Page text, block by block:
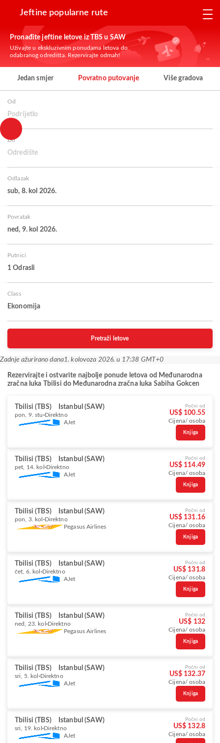
Jeftine popularne rute
Pronađite jeftine letove iz TBS u SAW
Uživajte u ekskluzivnim ponudama letova do
odabranog odredišta. Rezervirajte odmah!
Jedan smjer Povratno putovanje Više gradova
Od
Podrijetlo
Do
Odredište
Odlazak
sub, 8. kol 2026.
Povratak
ned, 9. kol 2026.
Putnici
1 Odrasli
Class
Ekonomija
Pretraži letove
Zadnje ažurirano dana1. kolovoza 2026. u 17:38 GMT+0
Rezervirajte i ostvarite najbolje ponude letova od Međunarodna
zračna luka Tbilisi do Međunarodna zračna luka Sabiha Gokcen
Tbilisi (TBS) Istanbul (SAW)
pon, 9. stu Direktno
AJet
Počni od
US$ 100.55
Cijena/ osoba
Knjiga
Tbilisi (TBS) Istanbul (SAW)
pet, 14. kol Direktno
AJet
Počni od
US$ 114.49
Cijena/ osoba
Knjiga
Tbilisi (TBS) Istanbul (SAW)
pon, 3. kol Direktno
Pegasus Airlines
Počni od
US$ 131.16
Cijena/ osoba
Knjiga
Tbilisi (TBS) Istanbul (SAW)
čet, 6. kol Direktno
AJet
Počni od
US$ 131.8
Cijena/ osoba
Knjiga
Tbilisi (TBS) Istanbul (SAW)
ned, 23. kol Direktno
Pegasus Airlines
Počni od
US$ 132
Cijena/ osoba
Knjiga
Tbilisi (TBS) Istanbul (SAW)
sri, 5. kol Direktno
AJet
Počni od
US$ 132.37
Cijena/ osoba
Knjiga
Tbilisi (TBS) Istanbul (SAW)
sri, 19. kol Direktno
AJet
Počni od
US$ 132.8
Cijena/ osoba